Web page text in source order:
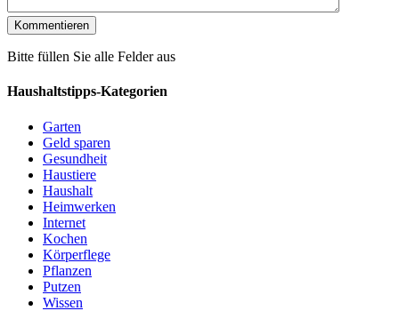
Bitte füllen Sie alle Felder aus
Haushaltstipps-Kategorien
Garten
Geld sparen
Gesundheit
Haustiere
Haushalt
Heimwerken
Internet
Kochen
Körperflege
Pflanzen
Putzen
Wissen